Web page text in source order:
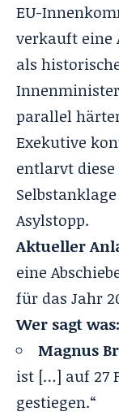
EU-
verkauft eine
als
parallel
Exekutive
entlarvt diese
Asylstopp.
Aktueller
eine
für das Jahr
Wer sagt was:
Magnus
ist […] auf 27
gestiegen.“